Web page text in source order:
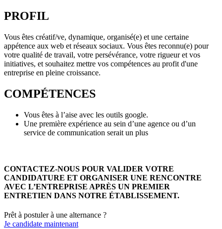
PROFIL
Vous êtes créatif/ve, dynamique, organisé(e) et une certaine
appétence aux web et réseaux sociaux. Vous êtes reconnu(e) pour
votre qualité de travail, votre persévérance, votre rigueur et vos
initiatives, et souhaitez mettre vos compétences au profit d'une
entreprise en pleine croissance.
COMPÉTENCES
Vous êtes à l’aise avec les outils google.
Une première expérience au sein d’une agence ou d’un
service de communication serait un plus
CONTACTEZ-NOUS POUR VALIDER VOTRE
CANDIDATURE ET ORGANISER UNE RENCONTRE
AVEC L’ENTREPRISE APRÈS UN PREMIER
ENTRETIEN DANS NOTRE ÉTABLISSEMENT.
Prêt à postuler à une alternance ?
Je candidate maintenant